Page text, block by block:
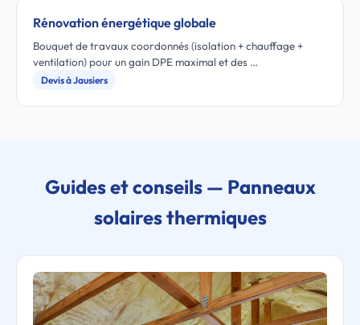
Rénovation énergétique globale
Bouquet de travaux coordonnés (isolation + chauffage +
ventilation) pour un gain DPE maximal et des …
Devis à Jausiers
Guides et conseils — Panneaux
solaires thermiques